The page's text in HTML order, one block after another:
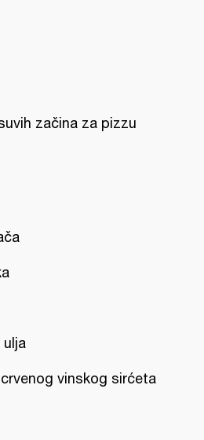
začina za pizzu
ulja
vinskog sirćeta